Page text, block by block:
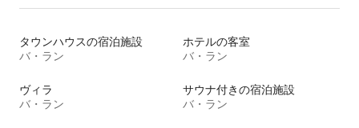
タウンハウスの宿泊施設
バ・ラン
ホテルの客室
バ・ラン
ヴィラ
バ・ラン
サウナ付きの宿泊施設
バ・ラン